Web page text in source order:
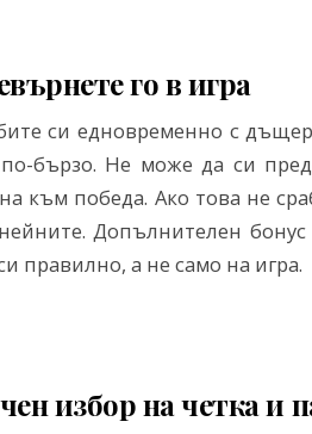
го в игра
си едновременно с
бързо. Не може да си
към победа. Ако това не
Допълнителен
правилно, а не само на игра.
избор на четка и